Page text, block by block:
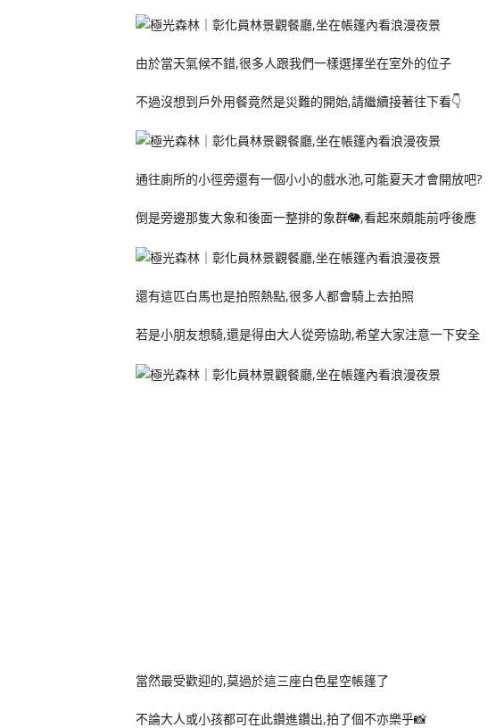
由於當天氣候不錯,很多人跟我們一樣選擇坐在室外的位子
不過沒想到戶外用餐竟然是災難的開始,請繼續接著往下看👇
通往廁所的小徑旁還有一個小小的戲水池,可能夏天才會開放吧?
倒是旁邊那隻大象和後面一整排的象群🐘,看起來頗能前呼後應
還有這匹白馬也是拍照熱點,很多人都會騎上去拍照
若是小朋友想騎,還是得由大人從旁協助,希望大家注意一下安全
當然最受歡迎的,莫過於這三座白色星空帳篷了
不論大人或小孩都可在此鑽進鑽出,拍了個不亦樂乎📸